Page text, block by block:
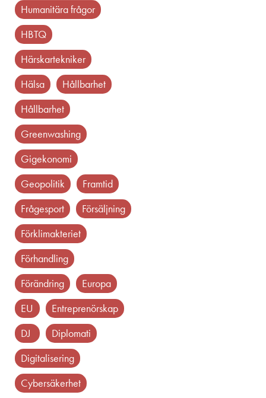
humanitära frågor
HBTQ
härskartekniker
hälsa
hållbarhet
hållbarhet
greenwashing
gigekonomi
geopolitik
framtid
frågesport
försäljning
förklimakteriet
förhandling
förändring
europa
EU
entreprenörskap
DJ
diplomati
Digitalisering
cybersäkerhet